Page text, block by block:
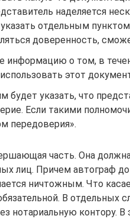
наделяется
отдельным
доверенность,
информацию о том, в
этот
будет указать, что
Если такими
передоверия».
часть. Она
лиц. Причем автограф
ничтожным. Что
В отдельных
нотариальную контору.